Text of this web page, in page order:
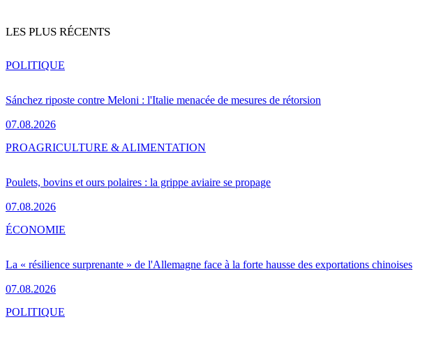
LES PLUS RÉCENTS
Sánchez riposte contre Meloni : l'Italie menacée de mesures de rétorsion
07.08.2026
POLITIQUE
Poulets, bovins et ours polaires : la grippe aviaire se propage
07.08.2026
PROAGRICULTURE & ALIMENTATION
La « résilience surprenante » de l'Allemagne face à la forte hausse des exportations chinoises
07.08.2026
ÉCONOMIE
POLITIQUE